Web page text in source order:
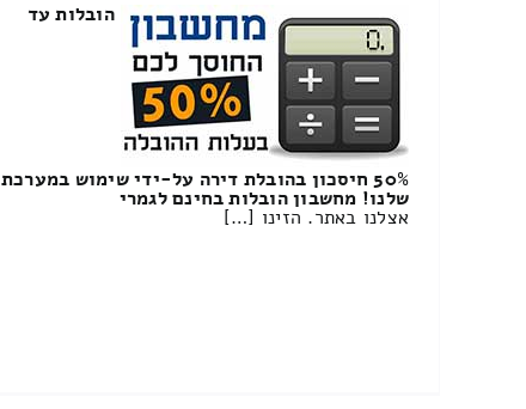
הובלות עד
50% חיסכון בהובלת דירה על-ידי שימוש במערכת
שלנו! מחשבון הובלות בחינם לגמרי
אצלנו באתר. הזינו […]